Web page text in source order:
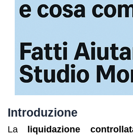
Introduzione
La liquidazione